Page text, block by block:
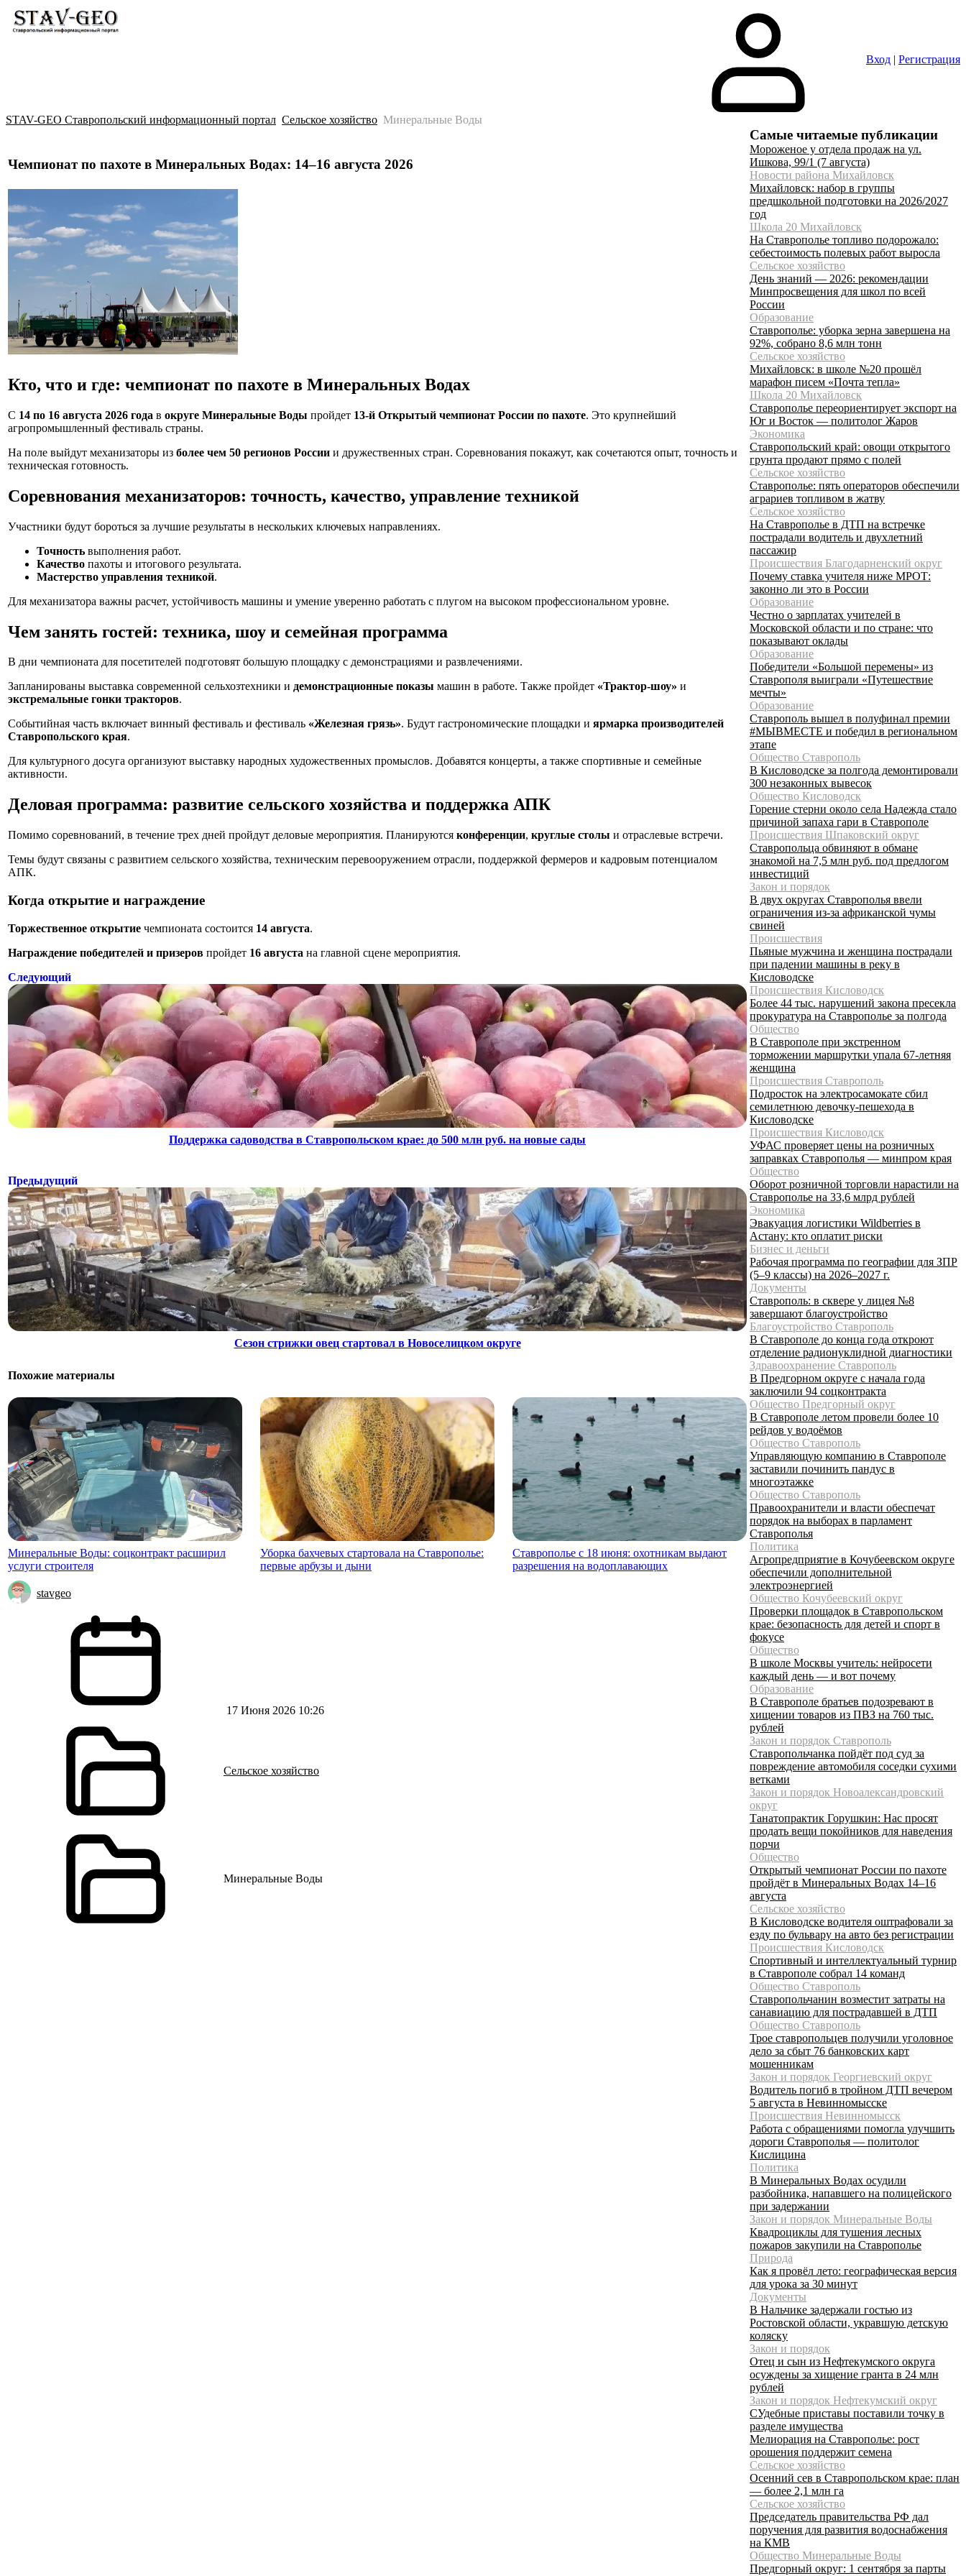
Вход | Регистрация
STAV-GEO Ставропольский информационный портал Сельское хозяйство Минеральные Воды
Чемпионат по пахоте в Минеральных Водах: 14–16 августа 2026
Кто, что и где: чемпионат по пахоте в Минеральных Водах
С 14 по 16 августа 2026 года в округе Минеральные Воды пройдет 13-й Открытый чемпионат России по пахоте. Это крупнейший
агропромышленный фестиваль страны.
На поле выйдут механизаторы из более чем 50 регионов России и дружественных стран. Соревнования покажут, как сочетаются опыт, точность и
техническая готовность.
Соревнования механизаторов: точность, качество, управление техникой
Участники будут бороться за лучшие результаты в нескольких ключевых направлениях.
Точность выполнения работ.
Качество пахоты и итогового результата.
Мастерство управления техникой.
Для механизатора важны расчет, устойчивость машины и умение уверенно работать с плугом на высоком профессиональном уровне.
Чем занять гостей: техника, шоу и семейная программа
В дни чемпионата для посетителей подготовят большую площадку с демонстрациями и развлечениями.
Запланированы выставка современной сельхозтехники и демонстрационные показы машин в работе. Также пройдет «Трактор-шоу» и
экстремальные гонки тракторов.
Событийная часть включает винный фестиваль и фестиваль «Железная грязь». Будут гастрономические площадки и ярмарка производителей
Ставропольского края.
Для культурного досуга организуют выставку народных художественных промыслов. Добавятся концерты, а также спортивные и семейные
активности.
Деловая программа: развитие сельского хозяйства и поддержка АПК
Помимо соревнований, в течение трех дней пройдут деловые мероприятия. Планируются конференции, круглые столы и отраслевые встречи.
Темы будут связаны с развитием сельского хозяйства, техническим перевооружением отрасли, поддержкой фермеров и кадровым потенциалом
АПК.
Когда открытие и награждение
Торжественное открытие чемпионата состоится 14 августа.
Награждение победителей и призеров пройдет 16 августа на главной сцене мероприятия.
Следующий
Поддержка садоводства в Ставропольском крае: до 500 млн руб. на новые сады
Предыдущий
Сезон стрижки овец стартовал в Новоселицком округе
Похожие материалы
Минеральные Воды: соцконтракт расширил
услуги строителя
Уборка бахчевых стартовала на Ставрополье:
первые арбузы и дыни
Ставрополье с 18 июня: охотникам выдают
разрешения на водоплавающих
stavgeo
17 Июня 2026 10:26
Сельское хозяйство
Минеральные Воды
Самые читаемые публикации
Мороженое у отдела продаж на ул.
Ишкова, 99/1 (7 августа)
Новости района Михайловск
Михайловск: набор в группы
предшкольной подготовки на 2026/2027
год
Школа 20 Михайловск
На Ставрополье топливо подорожало:
себестоимость полевых работ выросла
Сельское хозяйство
День знаний — 2026: рекомендации
Минпросвещения для школ по всей
России
Образование
Ставрополье: уборка зерна завершена на
92%, собрано 8,6 млн тонн
Сельское хозяйство
Михайловск: в школе №20 прошёл
марафон писем «Почта тепла»
Школа 20 Михайловск
Ставрополье переориентирует экспорт на
Юг и Восток — политолог Жаров
Экономика
Ставропольский край: овощи открытого
грунта продают прямо с полей
Сельское хозяйство
Ставрополье: пять операторов обеспечили
аграриев топливом в жатву
Сельское хозяйство
На Ставрополье в ДТП на встречке
пострадали водитель и двухлетний
пассажир
Происшествия Благодарненский округ
Почему ставка учителя ниже МРОТ:
законно ли это в России
Образование
Честно о зарплатах учителей в
Московской области и по стране: что
показывают оклады
Образование
Победители «Большой перемены» из
Ставрополя выиграли «Путешествие
мечты»
Образование
Ставрополь вышел в полуфинал премии
#МЫВМЕСТЕ и победил в региональном
этапе
Общество Ставрополь
В Кисловодске за полгода демонтировали
300 незаконных вывесок
Общество Кисловодск
Горение стерни около села Надежда стало
причиной запаха гари в Ставрополе
Происшествия Шпаковский округ
Ставропольца обвиняют в обмане
знакомой на 7,5 млн руб. под предлогом
инвестиций
Закон и порядок
В двух округах Ставрополья ввели
ограничения из-за африканской чумы
свиней
Происшествия
Пьяные мужчина и женщина пострадали
при падении машины в реку в
Кисловодске
Происшествия Кисловодск
Более 44 тыс. нарушений закона пресекла
прокуратура на Ставрополье за полгода
Общество
В Ставрополе при экстренном
торможении маршрутки упала 67-летняя
женщина
Происшествия Ставрополь
Подросток на электросамокате сбил
семилетнюю девочку-пешехода в
Кисловодске
Происшествия Кисловодск
УФАС проверяет цены на розничных
заправках Ставрополья — минпром края
Общество
Оборот розничной торговли нарастили на
Ставрополье на 33,6 млрд рублей
Экономика
Эвакуация логистики Wildberries в
Астану: кто оплатит риски
Бизнес и деньги
Рабочая программа по географии для ЗПР
(5–9 классы) на 2026–2027 г.
Документы
Ставрополь: в сквере у лицея №8
завершают благоустройство
Благоустройство Ставрополь
В Ставрополе до конца года откроют
отделение радионуклидной диагностики
Здравоохранение Ставрополь
В Предгорном округе с начала года
заключили 94 соцконтракта
Общество Предгорный округ
В Ставрополе летом провели более 10
рейдов у водоёмов
Общество Ставрополь
Управляющую компанию в Ставрополе
заставили починить пандус в
многоэтажке
Общество Ставрополь
Правоохранители и власти обеспечат
порядок на выборах в парламент
Ставрополья
Политика
Агропредприятие в Кочубеевском округе
обеспечили дополнительной
электроэнергией
Общество Кочубеевский округ
Проверки площадок в Ставропольском
крае: безопасность для детей и спорт в
фокусе
Общество
В школе Москвы учитель: нейросети
каждый день — и вот почему
Образование
В Ставрополе братьев подозревают в
хищении товаров из ПВЗ на 760 тыс.
рублей
Закон и порядок Ставрополь
Ставропольчанка пойдёт под суд за
повреждение автомобиля соседки сухими
ветками
Закон и порядок Новоалександровский
округ
Танатопрактик Горушкин: Нас просят
продать вещи покойников для наведения
порчи
Общество
Открытый чемпионат России по пахоте
пройдёт в Минеральных Водах 14–16
августа
Сельское хозяйство
В Кисловодске водителя оштрафовали за
езду по бульвару на авто без регистрации
Происшествия Кисловодск
Спортивный и интеллектуальный турнир
в Ставрополе собрал 14 команд
Общество Ставрополь
Ставропольчанин возместит затраты на
санавиацию для пострадавшей в ДТП
Общество Ставрополь
Трое ставропольцев получили уголовное
дело за сбыт 76 банковских карт
мошенникам
Закон и порядок Георгиевский округ
Водитель погиб в тройном ДТП вечером
5 августа в Невинномысске
Происшествия Невинномысск
Работа с обращениями помогла улучшить
дороги Ставрополья — политолог
Кислицина
Политика
В Минеральных Водах осудили
разбойника, напавшего на полицейского
при задержании
Закон и порядок Минеральные Воды
Квадроциклы для тушения лесных
пожаров закупили на Ставрополье
Природа
Как я провёл лето: географическая версия
для урока за 30 минут
Документы
В Нальчике задержали гостью из
Ростовской области, укравшую детскую
коляску
Закон и порядок
Отец и сын из Нефтекумского округа
осуждены за хищение гранта в 24 млн
рублей
Закон и порядок Нефтекумский округ
СУдебные приставы поставили точку в
разделе имущества
Мелиорация на Ставрополье: рост
орошения поддержит семена
Сельское хозяйство
Осенний сев в Ставропольском крае: план
— более 2,1 млн га
Сельское хозяйство
Председатель правительства РФ дал
поручения для развития водоснабжения
на КМВ
Общество Минеральные Воды
Предгорный округ: 1 сентября за парты